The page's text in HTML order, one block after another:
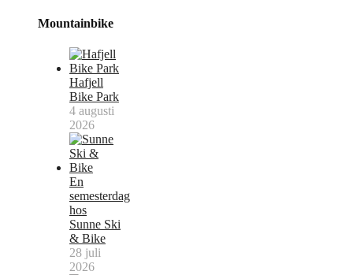
Mountainbike
Hafjell
Bike Park
4 augusti
2026
En
semesterdag
hos
Sunne Ski
& Bike
28 juli
2026